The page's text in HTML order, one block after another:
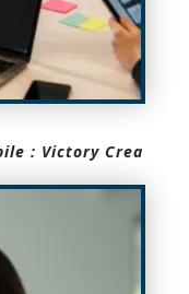
: Victory Crea